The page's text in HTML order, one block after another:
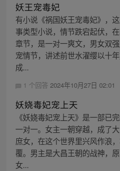
妖王宠毒妃
有小说《祸国妖王宠毒妃》，
事类型小说，情节跌宕起伏，
章节，是一对一爽文，男女双
宠情节，讲述前世水濯缨以十
成...
1 个回答 2024年10月27日 02:01
妖娆毒妃宠上天
《妖娆毒妃宠上天》是一部已
一对一。女主一朝穿越，成了
庶女，在这个世界里兴风作浪
覆。男主是大昌王朝的战神，
女...